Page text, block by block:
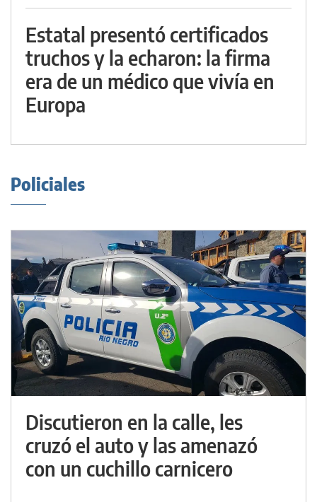
Estatal presentó certificados
truchos y la echaron: la firma
era de un médico que vivía en
Europa
Policiales
Discutieron en la calle, les
cruzó el auto y las amenazó
con un cuchillo carnicero